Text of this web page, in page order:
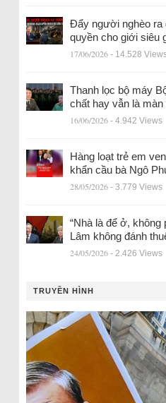
Đẩy người nghèo
quyền cho giới siêu
17/06/2026 - 14.528
Thanh lọc bộ máy
chất hay vẫn là
16/06/2026 - 4.942 Views
Hàng loạt trẻ em
khẩn cầu bà Ngô
28/05/2026 - 3.779 Views
“Nhà là để ở, không
Lâm không đánh
24/05/2026 - 2.426 Views
TRUYỀN HÌNH